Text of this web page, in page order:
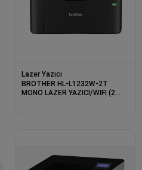
Lazer Yazıcı
BROTHER HL-L1232W-2T
MONO LAZER YAZICI/WIFI (2